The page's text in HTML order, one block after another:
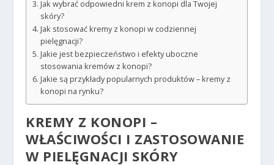
Jak wybrać odpowiedni krem z konopi dla Twojej
skóry?
Jak stosować kremy z konopi w codziennej
pielęgnacji?
Jakie jest bezpieczeństwo i efekty uboczne
stosowania kremów z konopi?
Jakie są przykłady popularnych produktów – kremy z
konopi na rynku?
KREMY Z KONOPI –
WŁAŚCIWOŚCI I ZASTOSOWANIE
W PIELĘGNACJI SKÓRY